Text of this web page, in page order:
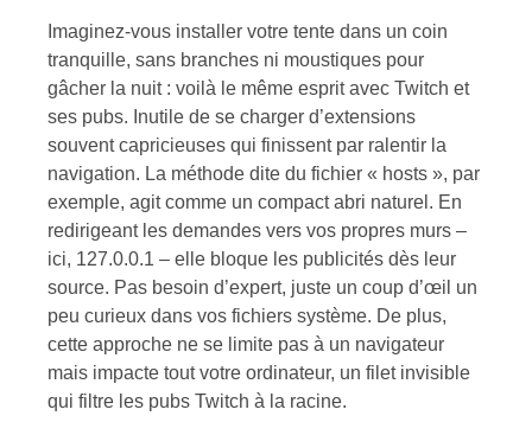
Imaginez-vous installer votre tente dans un coin
tranquille, sans branches ni moustiques pour
gâcher la nuit : voilà le même esprit avec Twitch et
ses pubs. Inutile de se charger d’extensions
souvent capricieuses qui finissent par ralentir la
navigation. La méthode dite du fichier « hosts », par
exemple, agit comme un compact abri naturel. En
redirigeant les demandes vers vos propres murs –
ici, 127.0.0.1 – elle bloque les publicités dès leur
source. Pas besoin d’expert, juste un coup d’œil un
peu curieux dans vos fichiers système. De plus,
cette approche ne se limite pas à un navigateur
mais impacte tout votre ordinateur, un filet invisible
qui filtre les pubs Twitch à la racine.